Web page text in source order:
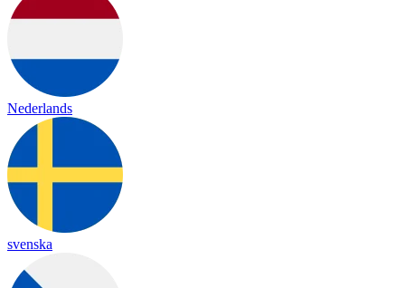
Nederlands
svenska